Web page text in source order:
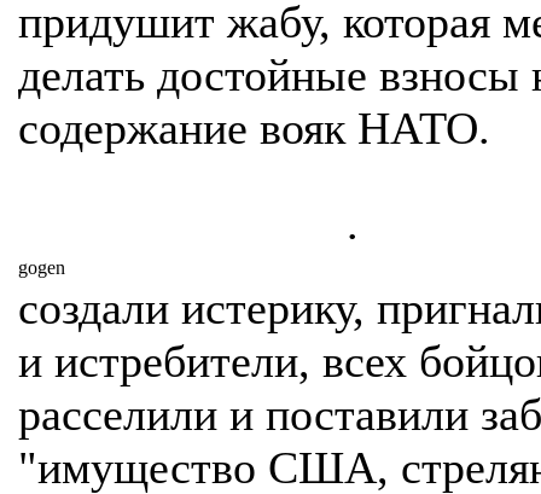
придушит жабу, которая
делать достойные взносы
содержание вояк НАТО.
.
gogen
создали истерику,
и истребители, всех
расселили и поставили
"имущество США,